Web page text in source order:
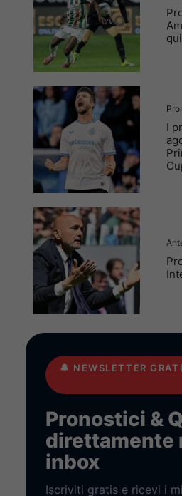
I
🔔 NEWSLETTER
Pronostici &
direttamente
inbox
Iscriviti gratis e ricevi i